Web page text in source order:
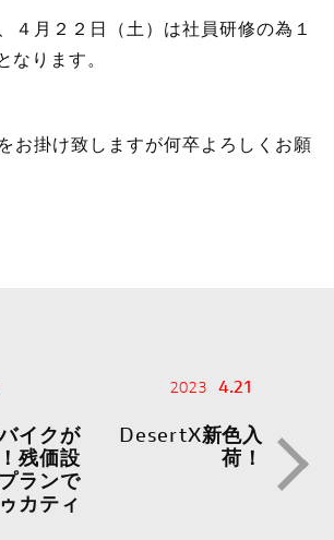
４月２２日（土）は社員研修の為１
なります。
お掛け致しますが何卒よろしくお願
イクが
残価設
ランで
カティ
2023 4.21
DesertX新色入
荷！